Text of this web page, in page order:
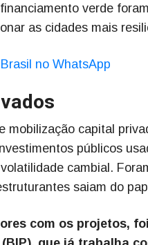
verde
as cidades mais
no WhatsApp
mobilização capital
públicos
cambial.
saiam do
com os projetos,